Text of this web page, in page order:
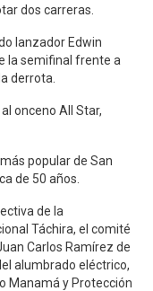
dos carreras.
lanzador Edwin
la semifinal frente a
derrota.
onceno All Star,
popular de San
de 50 años.
de la
Táchira, el comité
Carlos Ramírez de
alumbrado eléctrico,
Manamá y Protección